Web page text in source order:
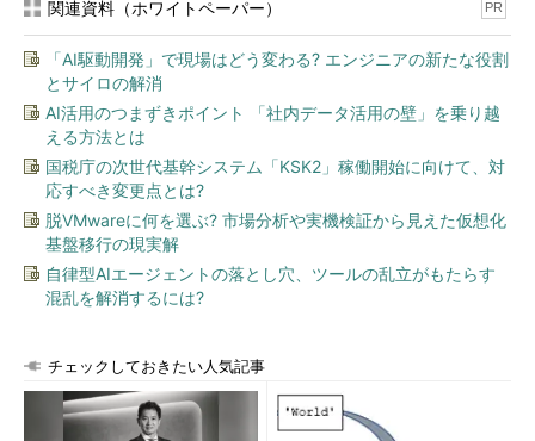
連載目次
三輪 信雄（みわ のぶお）
S&Jコンサルティング株式会社
代表取締役
チーフコンサルタント
1995年より日本で情報セキュリティビジネ
スの先駆けとして事業を開始し、技術者コ
ミュニティを組織し業界をリードした。ま
た、日本のMicrosoft製品に初めてセキュリ
ても知られている。
そのほか多くの製品の脆弱性を発見してき
関連資料（ホワイトペーパー） PR
「AI駆動開発」で現場はどう変わる? エンジニアの新たな役割
とサイロの解消
AI活用のつまずきポイント 「社内データ活用の壁」を乗り越
える方法とは
国税庁の次世代基幹システム「KSK2」稼働開始に向けて、対
応すべき変更点とは?
脱VMwareに何を選ぶ? 市場分析や実機検証から見えた仮想化
基盤移行の現実解
自律型AIエージェントの落とし穴、ツールの乱立がもたらす
混乱を解消するには?
チェックしておきたい人気記事